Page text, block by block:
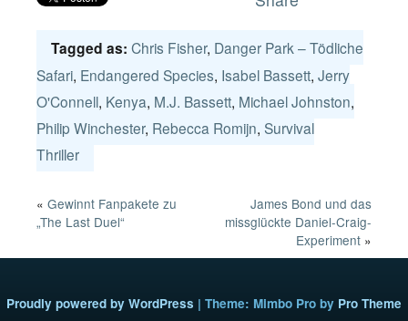
Tagged as: Chris Fisher, Danger Park – Tödliche
Safari, Endangered Species, Isabel Bassett, Jerry
O'Connell, Kenya, M.J. Bassett, Michael Johnston,
Philip Winchester, Rebecca Romijn, Survival
Thriller
« Gewinnt Fanpakete zu
„The Last Duel“
James Bond und das
missglückte Daniel-Craig-
Experiment »
Proudly powered by WordPress | Theme: Mimbo Pro by Pro Theme